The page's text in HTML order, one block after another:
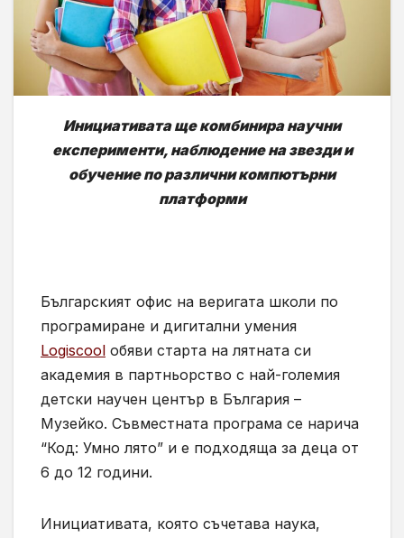
Инициативата ще комбинира научни
експерименти, наблюдение на звезди и
обучение по различни компютърни
платформи
Българският офис на веригата школи по
програмиране и дигитални умения
Logiscool обяви старта на лятната си
академия в партньорство с най-големия
детски научен център в България –
Музейко. Съвместната програма се нарича
“Код: Умно лято” и е подходяща за деца от
6 до 12 години.
Инициативата, която съчетава наука,